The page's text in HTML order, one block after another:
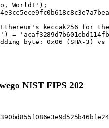
World!');
keccak256 for
byte: 0x06 (SHA-3) vs
NIST FIPS 202